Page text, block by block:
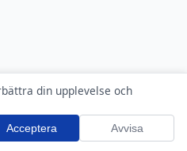
din upplevelse och
Acceptera Avvisa